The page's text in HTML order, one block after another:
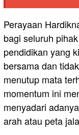
Perayaan
bagi seluruh
pendidikan yang
bersama dan
menutup mata
momentum ini
menyadari
arah atau peta